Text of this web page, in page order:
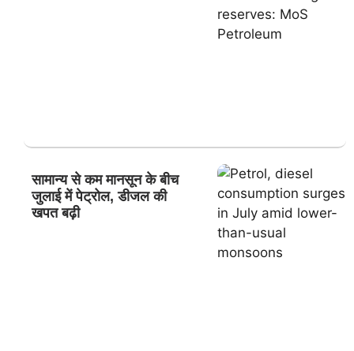
सामान्य से कम मानसून के बीच
जुलाई में पेट्रोल, डीजल की
खपत बढ़ी